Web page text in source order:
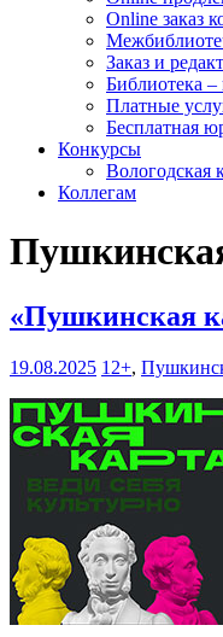
Online заказ
Заказ и
Библиотека –
Платные
Бесплатная
Конкурсы
Вологодская
Коллегам
«Пушкинская
19.08.2025 12+,